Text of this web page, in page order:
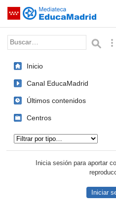
Saltar navegación
Palabra o frase:
Inicio
Canal EducaMadrid
Últimos contenidos
Centros
Inicia sesión para aportar
Iniciar